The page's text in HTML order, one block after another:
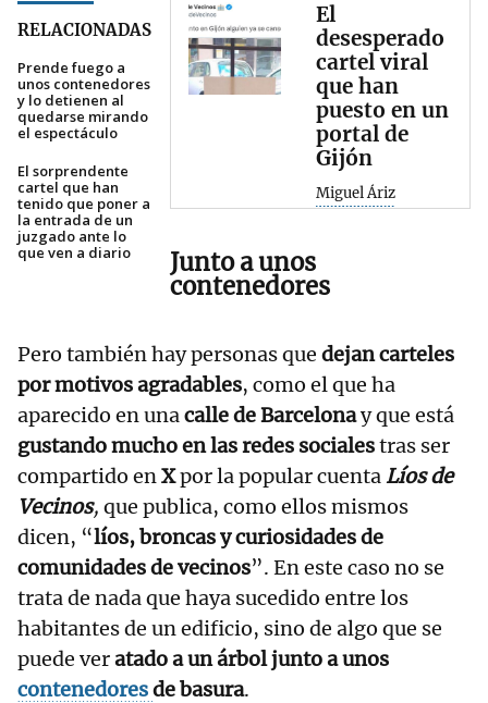
RELACIONADAS
Prende fuego a
unos contenedores
y lo detienen al
quedarse mirando
el espectáculo
El sorprendente
cartel que han
tenido que poner a
la entrada de un
juzgado ante lo
que ven a diario
El
desesperado
cartel viral
que han
puesto en un
portal de
Gijón
Miguel Áriz
Junto a unos
contenedores
Pero también hay personas que dejan carteles
por motivos agradables, como el que ha
aparecido en unacalle de Barcelonay que está
gustando mucho en las redes socialestras ser
compartido enXpor la popular cuentaLíos de
Vecinos, que publica, como ellos mismos
dicen, “líos, broncas y curiosidades de
comunidades de vecinos”. En este caso no se
trata de nada que haya sucedido entre los
habitantes de un edificio, sino de algo que se
puede veratado a un árbol junto a unos
contenedoresde basura.